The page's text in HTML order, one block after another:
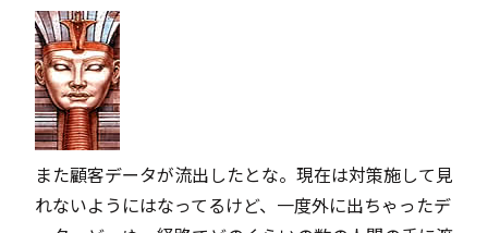
また顧客データが流出したとな。現在は対策施して見
れないようにはなってるけど、一度外に出ちゃったデ